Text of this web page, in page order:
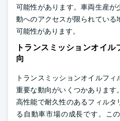
可能性があります。車両生産
動へのアクセスが限られてい
可能性があります。
トランスミッションオイ
向
トランスミッションオイルフ
重要な動向がいくつかあります
高性能で耐久性のあるフィルタ
る自動車市場の成長です。こ